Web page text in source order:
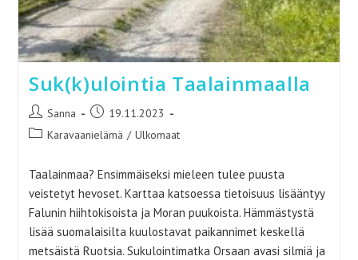
Suk(k)ulointia Taalainmaalla
Artikkelin
kirjoittaja:
Sanna
Artikkeli
julkaistu:
19.11.2023
Artikkelin
Karavaanielämä / Ulkomaat
Taalainmaa? Ensimmäiseksi mieleen tulee puusta
veistetyt hevoset. Karttaa katsoessa tietoisuus lisääntyy
Falunin hiihtokisoista ja Moran puukoista. Hämmästystä
lisää suomalaisilta kuulostavat paikannimet keskellä
metsäistä Ruotsia. Sukulointimatka Orsaan avasi silmiä ja